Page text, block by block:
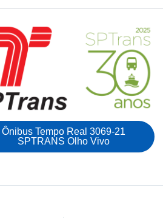
Ônibus Tempo Real 3069-21
SPTRANS Olho Vivo